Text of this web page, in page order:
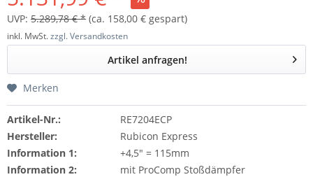
UVP: 5.289,78 € * (ca. 158,00 € gespart)
inkl. MwSt.zzgl. Versandkosten
Artikel anfragen!
Merken
Artikel-Nr.:
RE7204ECP
Hersteller:
Rubicon Express
Information 1:
+4,5" = 115mm
Information 2:
mit ProComp Stoßdämpfer